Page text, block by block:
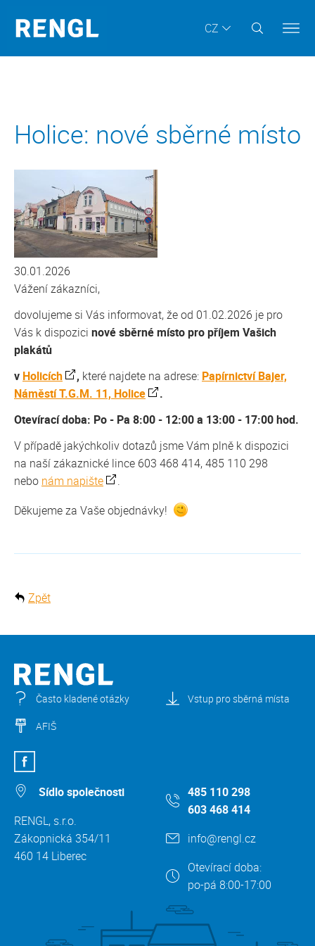
CZ
Holice: nové sběrné místo
30.01.2026
Vážení zákazníci,
dovolujeme si Vás informovat, že od 01.02.2026 je pro
Vás k dispozici nové sběrné místo pro příjem Vašich
plakátů
v Holicích , které najdete na adrese: Papírnictví Bajer,
Náměstí T.G.M. 11, Holice
.
Otevírací doba: Po - Pa 8:00 - 12:00 a 13:00 - 17:00 hod.
V případě jakýchkoliv dotazů jsme Vám plně k dispozici
na naší zákaznické lince 603 468 414, 485 110 298
nebo nám napište
.
Děkujeme za Vaše objednávky!
Zpět
Často kladené otázky Vstup pro sběrná místa
AFIŠ
Sídlo společnosti
RENGL, s.r.o.
Zákopnická 354/11
460 14 Liberec
485 110 298
603 468 414
info@rengl.cz
Otevírací doba:
po-pá 8:00-17:00